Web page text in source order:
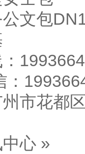
文包
：
市花都
心 »